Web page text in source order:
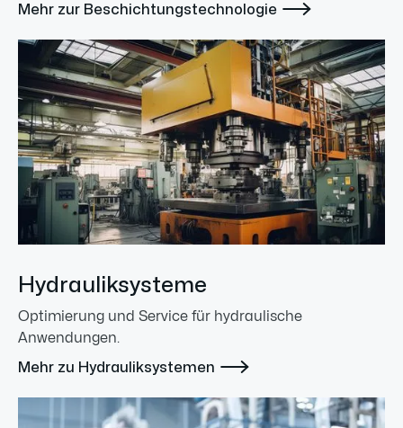
Mehr zur Beschichtungstechnologie 
Hydrauliksysteme
Optimierung und Service für hydraulische
Anwendungen.
Mehr zu Hydrauliksystemen 